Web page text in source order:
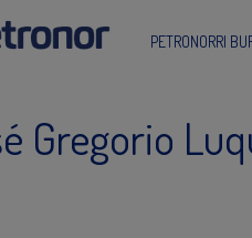
PETRONORRI
Gregorio